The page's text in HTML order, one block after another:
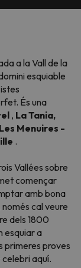
a la Vall de la
esquiable
És una
, La Tania,
Menuires -
.
Vallées sobre
començar
amb bona
cal veure
dels 1800
esquiar a
primeres proves
aquí.